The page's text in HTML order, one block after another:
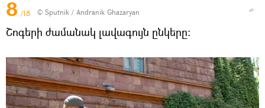
8 /18 © Sputnik / Andranik Ghazaryan
Շոգերի ժամանակ լավագույն ընկերը։